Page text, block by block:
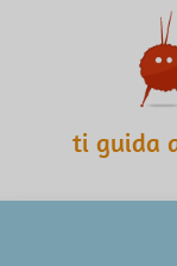
ti guida